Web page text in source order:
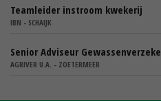
Teamleider instroom kwekerij
IBN - SCHAIJK
Senior Adviseur
AGRIVER U.A. - ZOETERMEER